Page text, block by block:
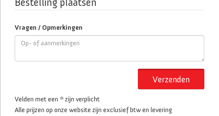
Vragen / Opmerkingen
Verzenden
Velden met een * zijn verplicht
Alle prijzen op onze website zijn exclusief btw en levering